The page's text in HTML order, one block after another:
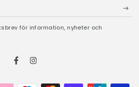
för information, nyheter och
FacebookInstagram